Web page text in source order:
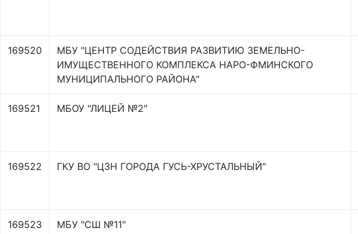
169520
МБУ "ЦЕНТР СОДЕЙСТВИЯ РАЗВИТИЮ ЗЕМЕЛЬНО-
ИМУЩЕСТВЕННОГО КОМПЛЕКСА НАРО-ФМИНСКОГО
МУНИЦИПАЛЬНОГО РАЙОНА"
169521 МБОУ "ЛИЦЕЙ №2"
169522 ГКУ ВО "ЦЗН ГОРОДА ГУСЬ-ХРУСТАЛЬНЫЙ"
169523 МБУ "СШ №11"